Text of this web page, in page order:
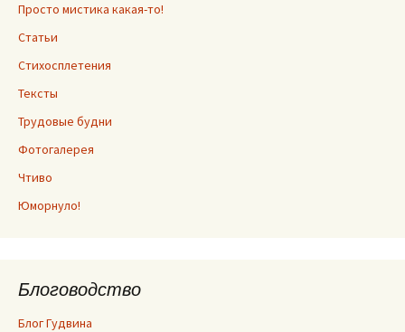
Просто мистика какая-то!
Статьи
Стихосплетения
Тексты
Трудовые будни
Фотогалерея
Чтиво
Юморнуло!
Блоговодство
Блог Гудвина